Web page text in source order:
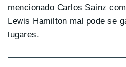
mencionado Carlos Sainz
Lewis Hamilton mal pode se
lugares.